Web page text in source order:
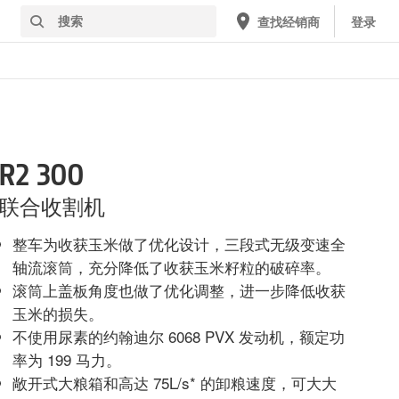
搜
索
查找经销商 登录
300
合收割机
整车为收获玉米做了优化设计，三段式无级变速全
轴流滚筒，充分降低了收获玉米籽粒的破碎率。
滚筒上盖板角度也做了优化调整，进一步降低收获
玉米的损失。
不使用尿素的约翰迪尔 6068 PVX 发动机，额定功
率为 199 马力。
敞开式大粮箱和高达 75L/s* 的卸粮速度，可大大